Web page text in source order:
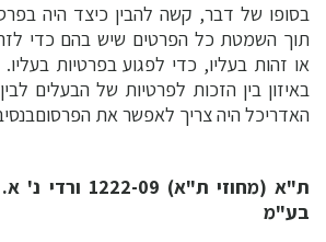
בסופו של דבר, קשה להבין כיצד היה
תוך השמטת כל הפרטים שיש בהם כדי
או זהות בעליו, כדי לפגוע בפרטיות
באיזון בין הזכות לפרטיות של הבעלים
האדריכל היה צריך לאפשר את
ת"א (מחוזי ת"א)
בע"מ